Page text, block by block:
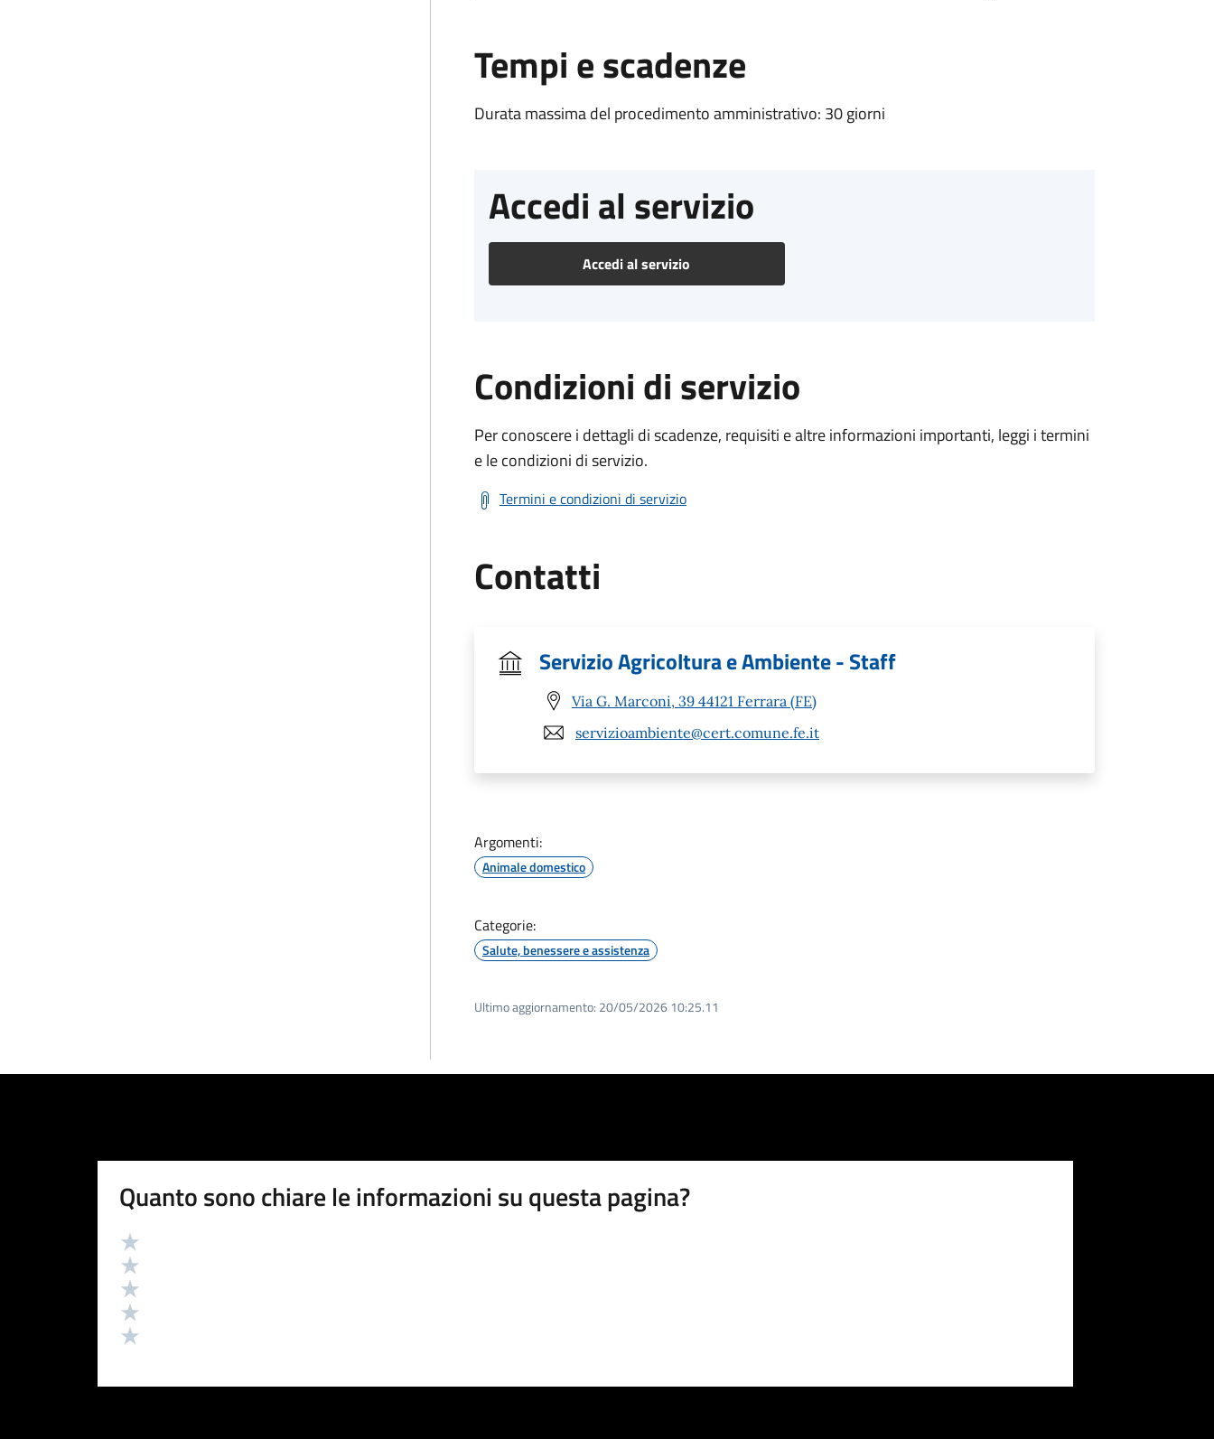
Tempi e scadenze
Durata massima del procedimento amministrativo: 30 giorni
Accedi al servizio
Accedi al servizio
Condizioni di servizio
Per conoscere i dettagli di scadenze, requisiti e altre informazioni importanti, leggi i termini
e le condizioni di servizio.
Termini e condizioni di servizio
Contatti
Servizio Agricoltura e Ambiente - Staff
Via G. Marconi, 39 44121 Ferrara (FE)
servizioambiente@cert.comune.fe.it
Argomenti:
Animale domestico
Categorie:
Salute, benessere e assistenza
Ultimo aggiornamento: 20/05/2026 10:25.11
Quanto sono chiare le informazioni su questa pagina?
Valutazione